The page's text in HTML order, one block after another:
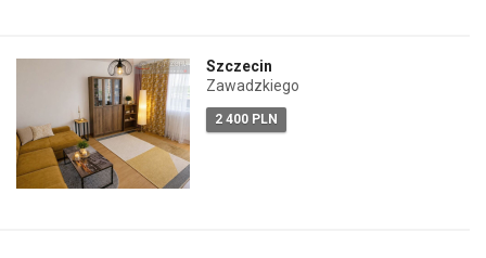
Szczecin
Zawadzkiego
2 400 PLN